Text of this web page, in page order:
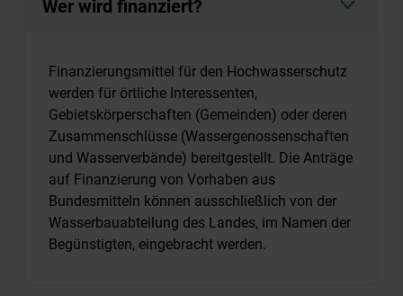
Wer wird finanziert?
Finanzierungsmittel für den Hochwasserschutz
werden für örtliche Interessenten,
Gebietskörperschaften (Gemeinden) oder deren
Zusammenschlüsse (Wassergenossenschaften
und Wasserverbände) bereitgestellt. Die Anträge
auf Finanzierung von Vorhaben aus
Bundesmitteln können ausschließlich von der
Wasserbauabteilung des Landes, im Namen der
Begünstigten, eingebracht werden.